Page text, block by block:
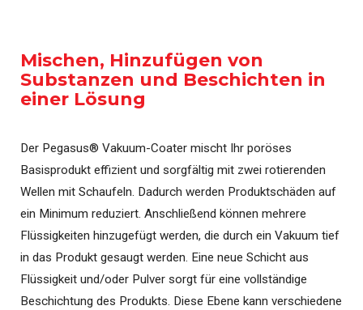
Mischen, Hinzufügen von
Substanzen und Beschichten in
einer Lösung
Der Pegasus® Vakuum-Coater mischt Ihr poröses
Basisprodukt effizient und sorgfältig mit zwei rotierenden
Wellen mit Schaufeln. Dadurch werden Produktschäden auf
ein Minimum reduziert. Anschließend können mehrere
Flüssigkeiten hinzugefügt werden, die durch ein Vakuum tief
in das Produkt gesaugt werden. Eine neue Schicht aus
Flüssigkeit und/oder Pulver sorgt für eine vollständige
Beschichtung des Produkts. Diese Ebene kann verschiedene